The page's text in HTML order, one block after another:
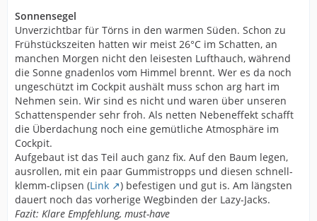
Sonnensegel
Unverzichtbar für Törns in den warmen Süden. Schon zu
Frühstückszeiten hatten wir meist 26°C im Schatten, an
manchen Morgen nicht den leisesten Lufthauch, während
die Sonne gnadenlos vom Himmel brennt. Wer es da noch
ungeschützt im Cockpit aushält muss schon arg hart im
Nehmen sein. Wir sind es nicht und waren über unseren
Schattenspender sehr froh. Als netten Nebeneffekt schafft
die Überdachung noch eine gemütliche Atmosphäre im
Cockpit.
Aufgebaut ist das Teil auch ganz fix. Auf den Baum legen,
ausrollen, mit ein paar Gummistropps und diesen schnell-
klemm-clipsen (Link
) befestigen und gut is. Am längsten
dauert noch das vorherige Wegbinden der Lazy-Jacks.
Fazit: Klare Empfehlung, must-have